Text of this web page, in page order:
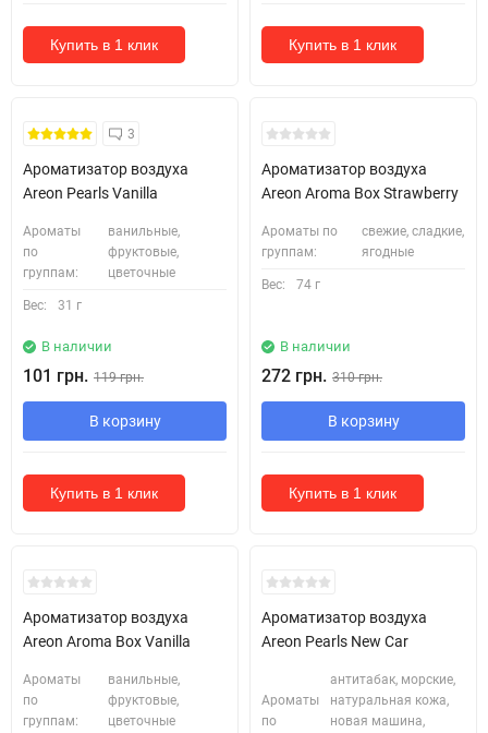
Купить в 1 клик Купить в 1 клик
3
Ароматизатор воздуха
Areon Pearls Vanilla
Ароматы
по
группам:
ванильные,
фруктовые,
цветочные
Вес: 31 г
В наличии
101 грн. 119 грн.
В корзину
Купить в 1 клик
Ароматизатор воздуха
Areon Aroma Box Strawberry
Ароматы по
группам:
свежие, сладкие,
ягодные
Вес: 74 г
В наличии
272 грн. 310 грн.
В корзину
Купить в 1 клик
Ароматизатор воздуха
Areon Aroma Box Vanilla
Ароматы
по
группам:
ванильные,
фруктовые,
цветочные
Ароматизатор воздуха
Areon Pearls New Car
Ароматы
по
антитабак, морские,
натуральная кожа,
новая машина,